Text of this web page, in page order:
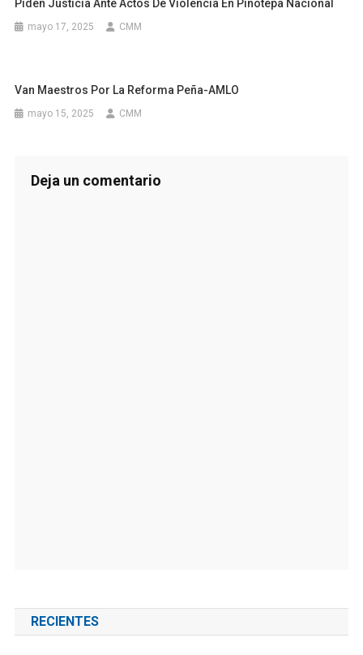
Piden Justicia Ante Actos De Violencia En Pinotepa Nacional
mayo 17, 2025 CMM
Van Maestros Por La Reforma Peña-AMLO
mayo 15, 2025 CMM
Deja un comentario
RECIENTES